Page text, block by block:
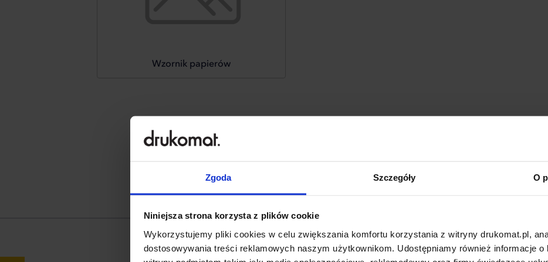
Zgoda Szczegóły O
Niniejsza strona korzysta z plików cookie
Wykorzystujemy pliki cookies w celu zwiększania komfortu korzystania z witryny drukomat.pl,
dostosowywania treści reklamowych naszym użytkownikom. Udostępniamy również informacje
Wzornik papierów